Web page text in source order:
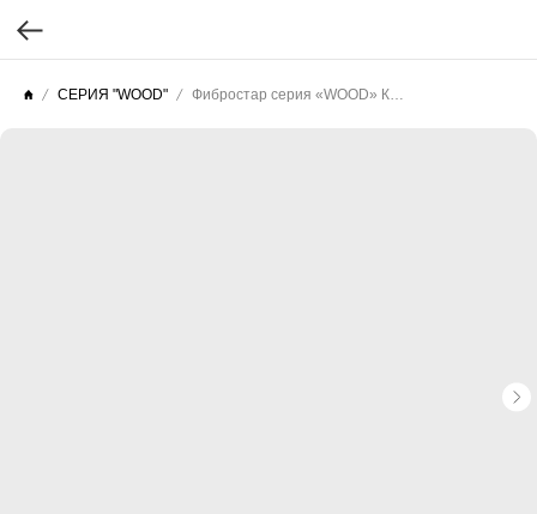
СЕРИЯ "WOOD"